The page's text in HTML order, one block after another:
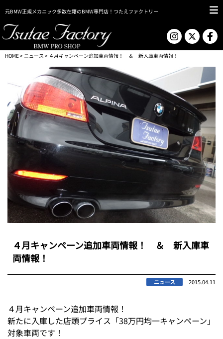
元BMW正規メカニック多数在籍のBMW専門店！つたえファクトリー
HOME> ニュース > ４月キャンペーン追加車両情報！ ＆ 新入庫車両情報！
４月キャンペーン追加車両情報！ ＆ 新入庫車
両情報！
ニュース 2015.04.11
４月キャンペーン追加車両情報！
新たに入庫した店頭プライス「38万円均一キャンペーン」
対象車両です！